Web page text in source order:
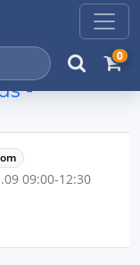
0
-
09:00-12:30